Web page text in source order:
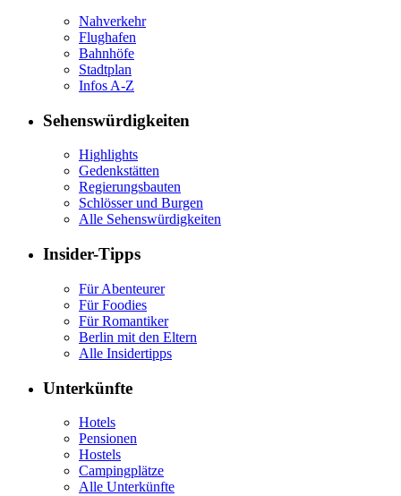
Nahverkehr
Flughafen
Bahnhöfe
Stadtplan
Infos A-Z
Sehenswürdigkeiten
Highlights
Gedenkstätten
Regierungsbauten
Schlösser und Burgen
Alle Sehenswürdigkeiten
Insider-Tipps
Für Abenteurer
Für Foodies
Für Romantiker
Berlin mit den Eltern
Alle Insidertipps
Unterkünfte
Hotels
Pensionen
Hostels
Campingplätze
Alle Unterkünfte